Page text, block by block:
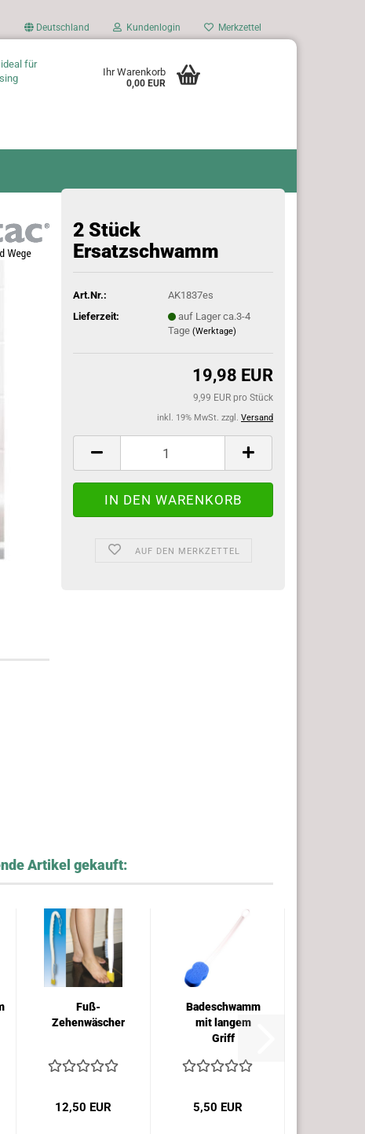
Deutschland Kundenlogin Merkzettel
für
Ihr Warenkorb
0,00 EUR
2 Stück
Ersatzschwamm
Art.Nr.:
AK1837es
Lieferzeit:
auf Lager ca.3-4
Tage(Werktage)
19,98 EUR
9,99 EUR pro Stück
inkl. 19% MwSt. zzgl. Versand
AUF DEN MERKZETTEL
Artikel gekauft:
Fuß-
Zehenwäscher
12,50 EUR
Badeschwamm
mit langem
Griff
5,50 EUR